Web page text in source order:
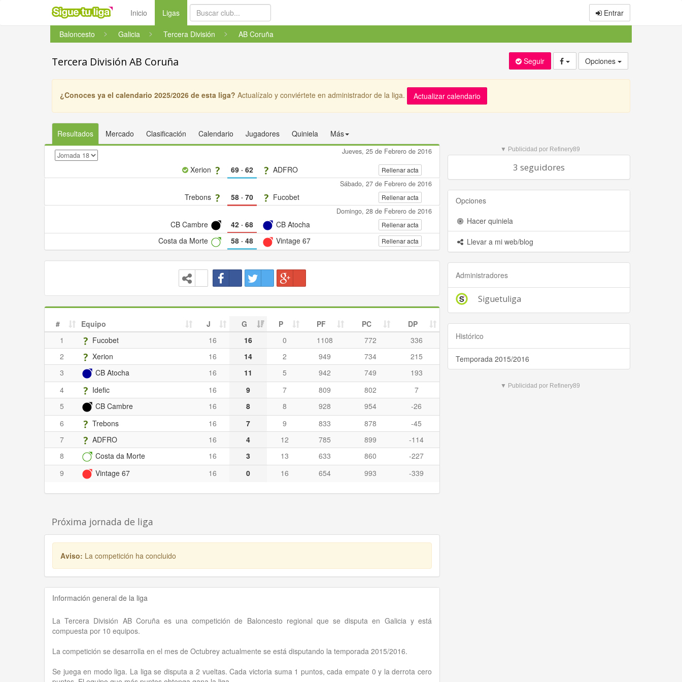
Inicio Ligas(current) Entrar
Baloncesto Galicia Tercera División AB Coruña
Tercera División AB Coruña Seguir Opciones
¿Conoces ya el calendario 2025/2026 de esta liga? Actualízalo y conviértete en administrador de la liga. Actualizar calendario
Resultados Mercado Clasificación Calendario Jugadores Quiniela Más
Jueves, 25 de Febrero de 2016
Xerion 69· 62 ADFRO Rellenar acta
Sábado, 27 de Febrero de 2016
Trebons 58· 70 Fucobet Rellenar acta
Domingo, 28 de Febrero de 2016
CB Cambre 42· 68 CB Atocha Rellenar acta
Costa da Morte 58· 48 Vintage 67 Rellenar acta
# Equipo J G P PF PC
DP
1
Fucobet 16 16 0 1108 772
336
2
Xerion 16 14 2 949 734
215
3
CB Atocha 16 11 5 942 749
193
4
Idefic 16 9 7 809 802
7
5
CB Cambre 16 8 8 928 954
-26
6
Trebons 16 7 9 833 878
-45
7
ADFRO 16 4 12 785 899
-114
8
Costa da Morte 16 3 13 633 860
-227
9
Vintage 67 16 0 16 654 993 -339
Próxima jornada de liga
Aviso: La competición ha concluido
Información general de la liga
La Tercera División AB Coruña es una competición de Baloncesto regional que se disputa en Galicia y está
compuesta por 10 equipos.
La competición se desarrolla en el mes de Octubrey actualmente se está disputando la temporada 2015/2016.
Se juega en modo liga. La liga se disputa a 2 vueltas. Cada victoria suma 1 puntos, cada empate 0 y la derrota cero
▼ Publicidad por Refinery89
3 seguidores
Opciones
Hacer quiniela
Llevar a mi web/blog
Administradores
Siguetuliga
Histórico
Temporada 2015/2016
▼ Publicidad por Refinery89